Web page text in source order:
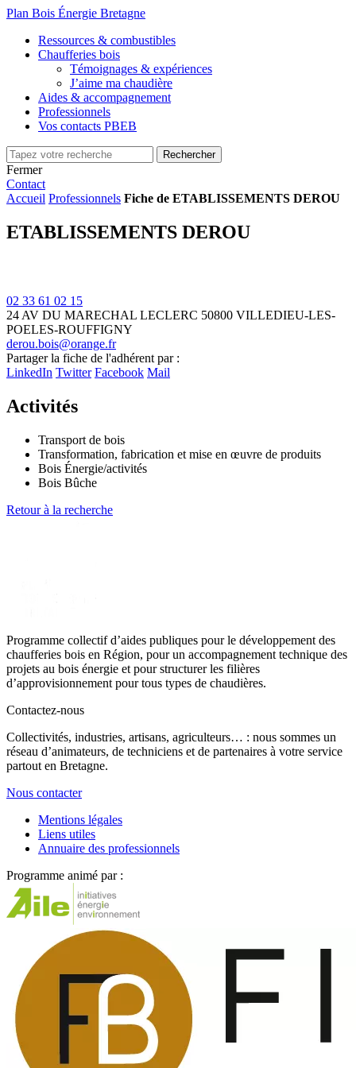
Plan Bois Énergie Bretagne
Ressources & combustibles
Chaufferies bois
Témoignages & expériences
J’aime ma chaudière
Aides & accompagnement
Professionnels
Vos contacts PBEB
Fermer
Contact
Accueil Professionnels Fiche de ETABLISSEMENTS DEROU
ETABLISSEMENTS DEROU
02 33 61 02 15
24 AV DU MARECHAL LECLERC 50800 VILLEDIEU-LES-
POELES-ROUFFIGNY
derou.bois@orange.fr
Partager la fiche de l'adhérent par :
LinkedIn Twitter Facebook Mail
Activités
Transport de bois
Transformation, fabrication et mise en œuvre de produits
Bois Énergie/activités
Bois Bûche
Retour à la recherche
Programme collectif d’aides publiques pour le développement des
chaufferies bois en Région, pour un accompagnement technique des
projets au bois énergie et pour structurer les filières
d’approvisionnement pour tous types de chaudières.
Contactez-nous
Collectivités, industries, artisans, agriculteurs… : nous sommes un
réseau d’animateurs, de techniciens et de partenaires à votre service
partout en Bretagne.
Nous contacter
Mentions légales
Liens utiles
Annuaire des professionnels
Programme animé par :